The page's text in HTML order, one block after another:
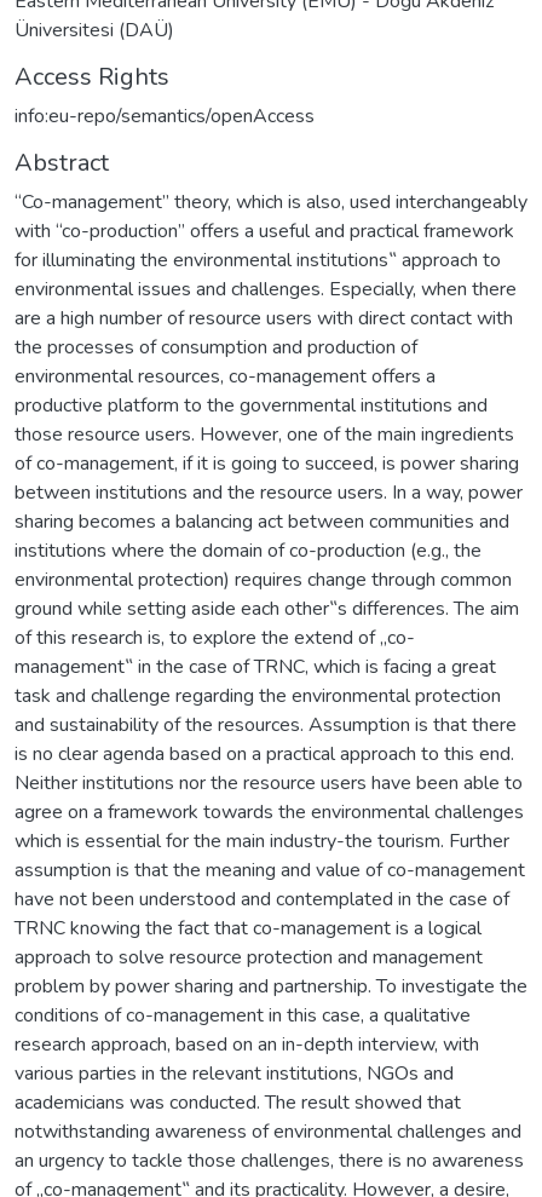
Üniversitesi (DAÜ)
Access Rights
info:eu-repo/semantics/openAccess
Abstract
“Co-management” theory, which is also, used interchangeably
with “co-production” offers a useful and practical framework
for illuminating the environmental institutions‟ approach to
environmental issues and challenges. Especially, when there
are a high number of resource users with direct contact with
the processes of consumption and production of
environmental resources, co-management offers a
productive platform to the governmental institutions and
those resource users. However, one of the main ingredients
of co-management, if it is going to succeed, is power sharing
between institutions and the resource users. In a way, power
sharing becomes a balancing act between communities and
institutions where the domain of co-production (e.g., the
environmental protection) requires change through common
ground while setting aside each other‟s differences. The aim
of this research is, to explore the extend of „co-
management‟ in the case of TRNC, which is facing a great
task and challenge regarding the environmental protection
and sustainability of the resources. Assumption is that there
is no clear agenda based on a practical approach to this end.
Neither institutions nor the resource users have been able to
agree on a framework towards the environmental challenges
which is essential for the main industry-the tourism. Further
assumption is that the meaning and value of co-management
have not been understood and contemplated in the case of
TRNC knowing the fact that co-management is a logical
approach to solve resource protection and management
problem by power sharing and partnership. To investigate the
conditions of co-management in this case, a qualitative
research approach, based on an in-depth interview, with
various parties in the relevant institutions, NGOs and
academicians was conducted. The result showed that
notwithstanding awareness of environmental challenges and
an urgency to tackle those challenges, there is no awareness
of „co-management‟ and its practicality. However, a desire,